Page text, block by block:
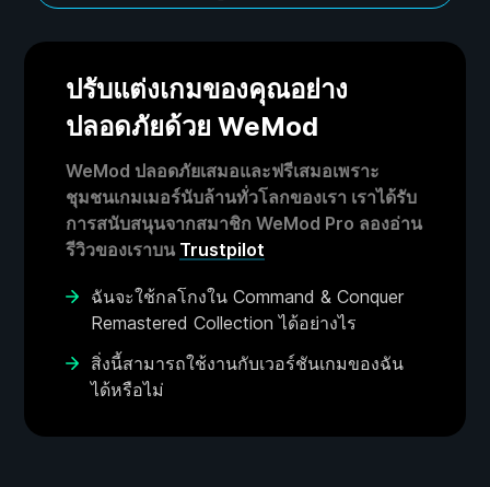
ปรับแต่งเกมของคุณอย่าง
ปลอดภัยด้วย WeMod
WeMod ปลอดภัยเสมอและฟรีเสมอเพราะ
ชุมชนเกมเมอร์นับล้านทั่วโลกของเรา เราได้รับ
การสนับสนุนจากสมาชิก WeMod Pro ลองอ่าน
รีวิวของเราบน Trustpilot
ฉันจะใช้กลโกงใน Command & Conquer
Remastered Collection ได้อย่างไร
สิ่งนี้สามารถใช้งานกับเวอร์ชันเกมของฉัน
ได้หรือไม่